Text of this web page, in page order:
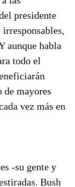
presidente
aunque habla
todo el
de mayores
vez más en
-su gente y
Bush